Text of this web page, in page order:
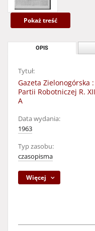
Pokaż treść
OPIS
Tytuł:
Gazeta Zielonogórska
Partii Robotniczej R.
A
Data wydania:
1963
Typ zasobu:
czasopisma
Więcej